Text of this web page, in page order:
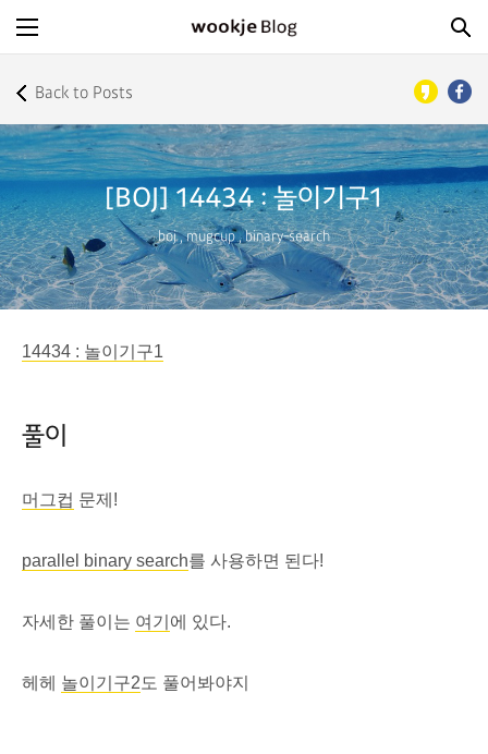
Back to Posts
[BOJ] 14434 : 놀이기구1
boj,mugcup,binary-search
14434 : 놀이기구1
풀이
머그컵 문제!
parallel binary search를 사용하면 된다!
자세한 풀이는 여기 에 있다.
헤헤 놀이기구2 도 풀어봐야지